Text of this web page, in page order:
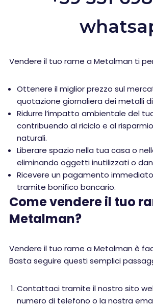
Vendere il tuo rame a Metalman ti
Ottenere il miglior prezzo sul
quotazione giornaliera dei metalli di
Ridurre l’impatto ambientale del
contribuendo al riciclo e al
naturali.
Liberare spazio nella tua casa o
eliminando oggetti inutilizzati o
Ricevere un pagamento
tramite bonifico bancario.
Come vendere il tuo
Metalman?
Vendere il tuo rame a Metalman è
Basta seguire questi semplici
Contattaci tramite il nostro sito
numero di telefono o la nostra